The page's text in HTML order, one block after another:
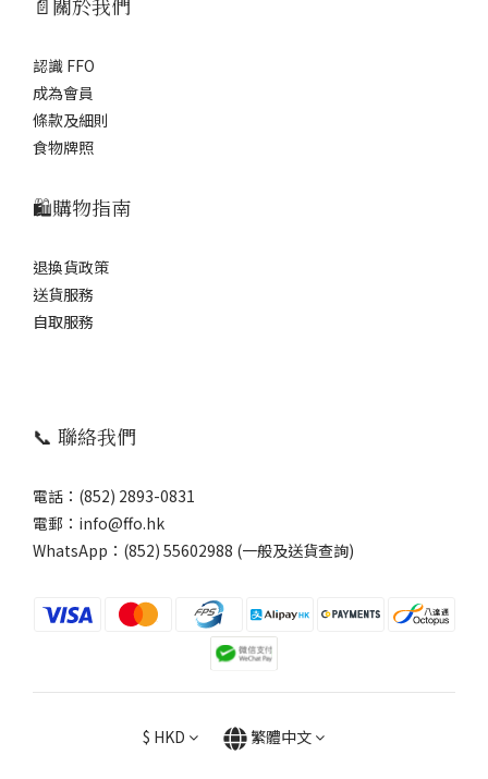
認識 FFO
成為會員
條款及細則
食物牌照
🛍️購物指南
退換貨政策
送貨服務
自取服務
📞 聯絡我們
電話：(852) 2893-0831
電郵：info@ffo.hk
WhatsApp： (852) 55602988 (一般及送貨查詢)
$ HKD 繁體中文